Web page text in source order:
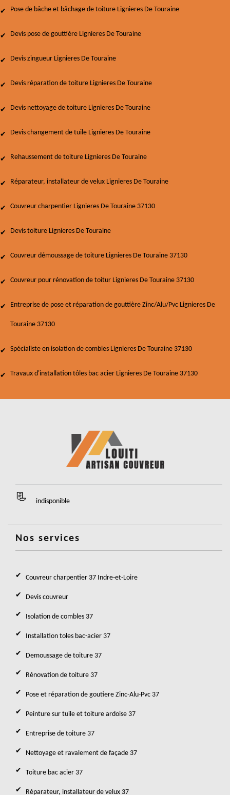
Pose de bâche et bâchage de toiture Lignieres De Touraine
Devis pose de gouttière Lignieres De Touraine
Devis zingueur Lignieres De Touraine
Devis réparation de toiture Lignieres De Touraine
Devis nettoyage de toiture Lignieres De Touraine
Devis changement de tuile Lignieres De Touraine
Rehaussement de toiture Lignieres De Touraine
Réparateur, installateur de velux Lignieres De Touraine
Couvreur charpentier Lignieres De Touraine 37130
Devis toiture Lignieres De Touraine
Couvreur démoussage de toiture Lignieres De Touraine 37130
Couvreur pour rénovation de toitur Lignieres De Touraine 37130
Entreprise de pose et réparation de gouttière Zinc/Alu/Pvc Lignieres De
Touraine 37130
Spécialiste en isolation de combles Lignieres De Touraine 37130
Travaux d'installation tôles bac acier Lignieres De Touraine 37130
indisponible
Nos services
Couvreur charpentier 37 Indre-et-Loire
Devis couvreur
Isolation de combles 37
Installation toles bac-acier 37
Demoussage de toiture 37
Rénovation de toiture 37
Pose et réparation de goutiere Zinc-Alu-Pvc 37
Peinture sur tuile et toiture ardoise 37
Entreprise de toiture 37
Nettoyage et ravalement de façade 37
Toiture bac acier 37
Réparateur, installateur de velux 37